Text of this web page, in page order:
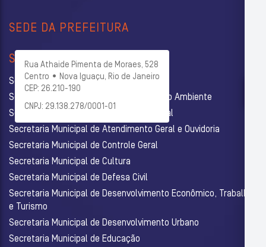
SEDE DA PREFEITURA
Rua Athaide Pimenta de Moraes, 528
Centro • Nova Iguaçu, Rio de Janeiro
CEP: 26.210-190
CNPJ: 29.138.278/0001-01
SECRETARIAS
Secretaria Municipal de Administração
Secretaria Municipal de Agricultura e Meio Ambiente
Secretaria Municipal de Assistência Social
Secretaria Municipal de Atendimento Geral e Ouvidoria
Secretaria Municipal de Controle Geral
Secretaria Municipal de Cultura
Secretaria Municipal de Defesa Civil
Secretaria Municipal de Desenvolvimento Econômico, Trabalho
e Turismo
Secretaria Municipal de Desenvolvimento Urbano
Secretaria Municipal de Educação